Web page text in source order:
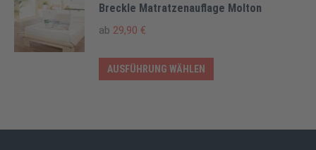
Breckle Matratzenauflage Molton
ab 29,90 €
AUSFÜHRUNG WÄHLEN